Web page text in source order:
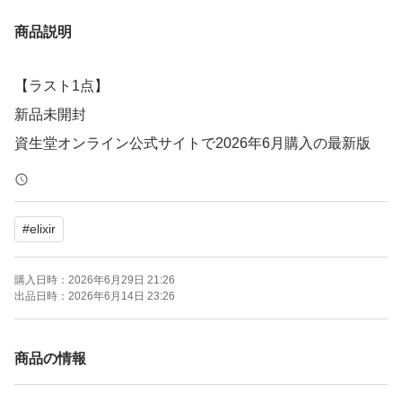
商品説明
【ラスト1点】
新品未開封
資生堂オンライン公式サイトで2026年6月購入の最新版
#elixir
購入日時： 2026年6月29日 21:26
出品日時： 2026年6月14日 23:26
商品の情報